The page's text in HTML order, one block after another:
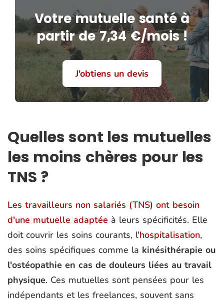
Votre mutuelle santé à
partir de 7,34 €/mois !
J'obtiens un devis
Quelles sont les mutuelles
les moins chères pour les
TNS ?
Les travailleurs non salariés (TNS) ont besoin
d'une mutuelle adaptée à leurs spécificités. Elle
doit couvrir les soins courants, l'hospitalisation,
des soins spécifiques comme la kinésithérapie ou
l'ostéopathie en cas de douleurs liées au travail
physique. Ces mutuelles sont pensées pour les
indépendants et les freelances, souvent sans